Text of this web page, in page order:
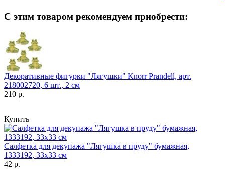
С этим товаром рекомендуем приобрести:
Декоративные фигурки "Лягушки" Knorr Prandell, арт.
218002720, 6 шт., 2 см
210 р.
Купить
Салфетка для декупажа "Лягушка в пруду" бумажная,
1333192, 33х33 см
42 р.